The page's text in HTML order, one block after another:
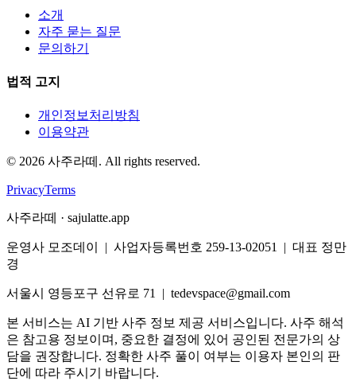
소개
자주 묻는 질문
문의하기
법적 고지
개인정보처리방침
이용약관
© 2026 사주라떼. All rights reserved.
PrivacyTerms
사주라떼 · sajulatte.app
운영사 모조데이 | 사업자등록번호 259-13-02051 | 대표 정만
경
서울시 영등포구 선유로 71 | tedevspace@gmail.com
본 서비스는 AI 기반 사주 정보 제공 서비스입니다. 사주 해석
은 참고용 정보이며, 중요한 결정에 있어 공인된 전문가의 상
담을 권장합니다. 정확한 사주 풀이 여부는 이용자 본인의 판
단에 따라 주시기 바랍니다.